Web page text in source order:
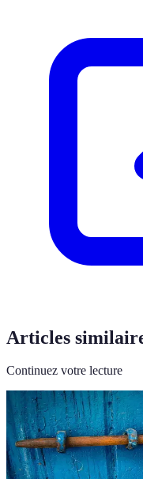
Articles
Continuez votre lecture